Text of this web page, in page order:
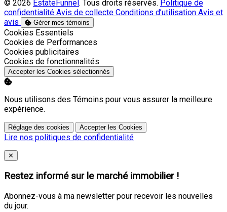
© 2026 EstateFunnel . Tous droits réservés. Politique de
confidentialité Avis de collecte Conditions d’utilisation Avis et
avis
Gérer mes témoins
Activer
Cookies Essentiels
Activer
Cookies de Performances
Activer
Cookies publicitaires
Activer
Cookies de fonctionnalités
Accepter les Cookies sélectionnés
Nous utilisons des Témoins pour vous assurer la meilleure
expérience.
Réglage des cookies Accepter les Cookies
Lire nos politiques de confidentialité
Close
✕
Restez informé sur le marché immobilier !
Abonnez-vous à ma newsletter pour recevoir les nouvelles
du jour.